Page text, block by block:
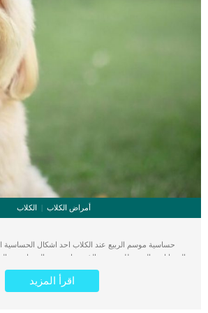
أمراض الكلاب الكلاب
حساسية موسم الربيع عند الكلاب احد اشكال الحساسية
الحيوانات. بالنسبة للعديد من الذين يعانون من الحساسية ،
، يعتبر الربيع هو التحدي الأكبر من حيث التحسس
المرتبطة بفصل الربيع فى جميع المناطق وترتبط بالعطس
والعين.عادةً ما يتم إطلاق حبوب اللقاح من الأشجار في
اقرأ المزيد